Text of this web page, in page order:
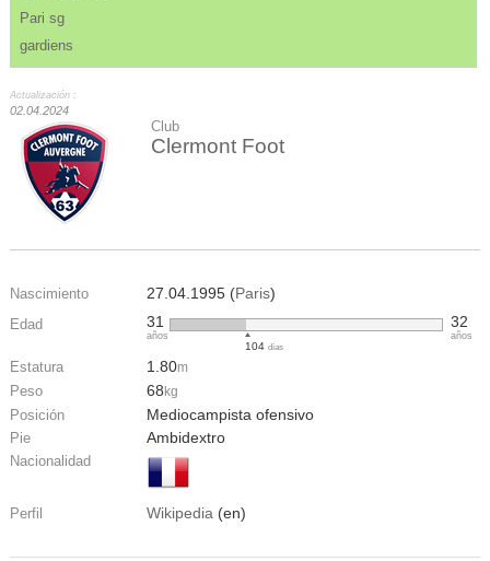
Pari sg
gardiens
Actualización :
02.04.2024
Club
Clermont Foot
Nascimiento 27.04.1995 (Paris)
Edad 31
años
104 días
32
años
Estatura 1.80m
Peso 68 kg
Posición Mediocampista ofensivo
Pie Ambidextro
Nacionalidad
Perfil Wikipedia (en)